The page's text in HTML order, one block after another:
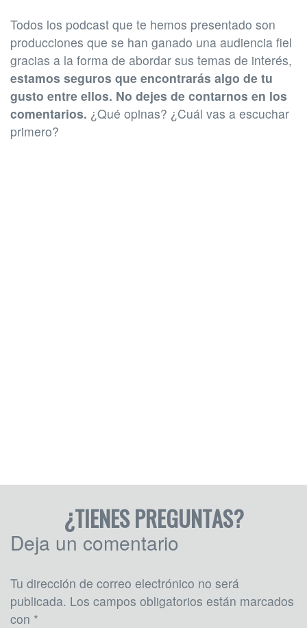
Todos los podcast que te hemos presentado son
producciones que se han ganado una audiencia fiel
gracias a la forma de abordar sus temas de interés,
estamos seguros que encontrarás algo de tu
gusto entre ellos. No dejes de contarnos en los
comentarios. ¿Qué opinas? ¿Cuál vas a escuchar
primero?
¿TIENES PREGUNTAS?
Deja un comentario
Tu dirección de correo electrónico no será
publicada. Los campos obligatorios están marcados
con *